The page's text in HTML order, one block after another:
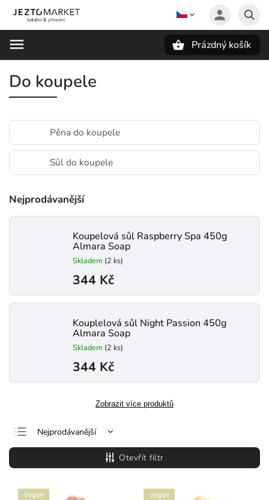
Prázdný košík
Do koupele
Pěna do koupele
Sůl do koupele
Nejprodávanější
Koupelová sůl Raspberry Spa 450g
Almara Soap
Skladem (2 ks)
344 Kč
Kouplelová sůl Night Passion 450g
Almara Soap
Skladem (2 ks)
344 Kč
Zobrazit více produktů
Nejprodávanější
Nejlevnější
Nejdražší
Abecedně
Otevřít filtr
Vegan Vegan